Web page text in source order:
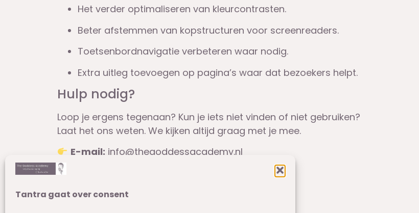
Tantra gaat over consent
Het verder optimaliseren van kleurcontrasten.
Beter afstemmen van kopstructuren voor screenreaders.
Toetsenbordnavigatie verbeteren waar nodig.
Extra uitleg toevoegen op pagina’s waar dat bezoekers helpt.
Hulp nodig?
Loop je ergens tegenaan? Kun je iets niet vinden of niet gebruiken?
Laat het ons weten. We kijken altijd graag met je mee.
E-mail: info@thegoddessacademy.nl
We reageren meestal binnen één werkdag.
Laat het ons weten